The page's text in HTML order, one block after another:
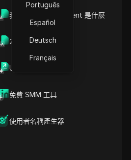
我的瀏覽器 User Agent 是什麼
2FA验证码生成器
UUID 產生器
免費 SMM 工具
使用者名稱產生器
Português
Español
Deutsch
Français